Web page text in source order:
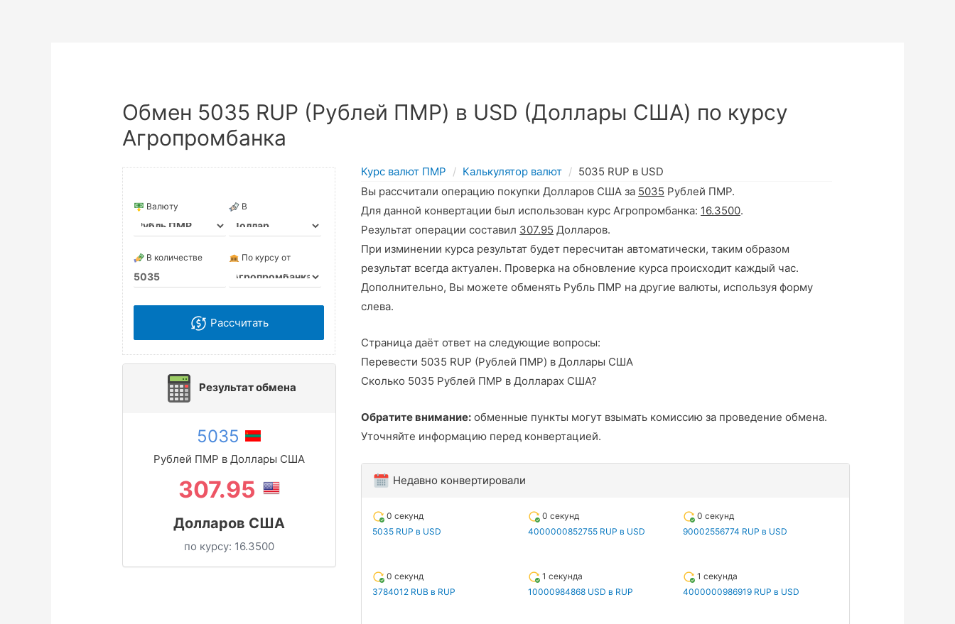
Обмен 5035 RUP (Рублей ПМР) в USD (Доллары США) по курсу
Агропромбанка
Валюту В
В количестве По курсу от
Рассчитать
Результат обмена
5035
Рублей ПМР в Доллары США
307.95
Долларов США
по курсу: 16.3500
Курс валют ПМР Калькулятор валют
5035 RUP в USD
Вы рассчитали операцию покупки Долларов США за 5035 Рублей ПМР.
Для данной конвертации был использован курс Агропромбанка: 16.3500.
Результат операции составил 307.95 Долларов.
При изминении курса результат будет пересчитан автоматически, таким образом
результат всегда актуален. Проверка на обновление курса происходит каждый час.
Дополнительно, Вы можете обменять Рубль ПМР на другие валюты, используя форму
слева.
Страница даёт ответ на следующие вопросы:
Перевести 5035 RUP (Рублей ПМР) в Доллары США
Сколько 5035 Рублей ПМР в Долларах США?
Обратите внимание: обменные пункты могут взымать комиссию за проведение обмена.
Уточняйте информацию перед конвертацией.
Недавно конвертировали
0 секунд
5035 RUP в USD
0 секунд
4000000852755 RUP в USD
0 секунд
90002556774 RUP в USD
0 секунд
3784012 RUB в RUP
1 секунда
10000984868 USD в RUP
1 секунда
4000000986919 RUP в USD